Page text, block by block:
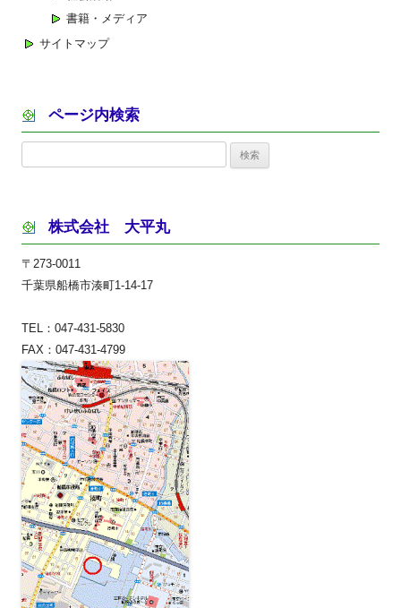
書籍・メディア
サイトマップ
ページ内検索
株式会社 大平丸
〒273-0011
千葉県船橋市湊町1-14-17
TEL：047-431-5830
FAX：047-431-4799